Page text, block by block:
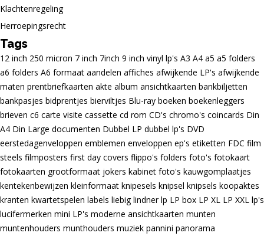
Klachtenregeling
Herroepingsrecht
Tags
12 inch 250 micron 7 inch 7inch 9 inch vinyl lp's A3 A4 a5 a5 folders
a6 folders A6 formaat aandelen affiches afwijkende LP's afwijkende
maten prentbriefkaarten akte album ansichtkaarten bankbiljetten
bankpasjes bidprentjes bierviltjes Blu-ray boeken boekenleggers
brieven c6 carte visite cassette cd rom CD's chromo's coincards Din
A4 Din Large documenten Dubbel LP dubbel lp's DVD
eerstedagenveloppen emblemen enveloppen ep's etiketten FDC film
steels filmposters first day covers flippo's folders foto's fotokaart
fotokaarten grootformaat jokers kabinet foto's kauwgomplaatjes
kentekenbewijzen kleinformaat knipesels knipsel knipsels koopaktes
kranten kwartetspelen labels liebig lindner lp LP box LP XL LP XXL lp's
lucifermerken mini LP's moderne ansichtkaarten munten
muntenhouders munthouders muziek pannini panorama